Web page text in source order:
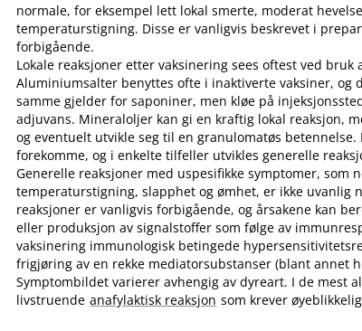
normale, for eksempel lett lokal smerte, moderat
temperaturstigning. Disse er vanligvis beskrevet i
forbigående.
Lokale reaksjoner etter vaksinering sees oftest ved bruk
Aluminiumsalter benyttes ofte i inaktiverte vaksiner, og
samme gjelder for saponiner, men kløe på
adjuvans. Mineraloljer kan gi en kraftig lokal reaksjon,
og eventuelt utvikle seg til en granulomatøs
forekomme, og i enkelte tilfeller utvikles generelle
Generelle reaksjoner med uspesifikke symptomer, som
temperaturstigning, slapphet og ømhet, er ikke uvanlig
reaksjoner er vanligvis forbigående, og årsakene kan
eller produksjon av signalstoffer som følge av
vaksinering immunologisk betingede
frigjøring av en rekke mediatorsubstanser (blant annet
Symptombildet varierer avhengig av dyreart. I de mest
livstruende anafylaktisk reaksjon som krever